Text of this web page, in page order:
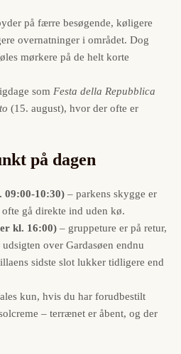
på færre besøgende, køligere
overnatninger i området. Dog
mørkere på de helt korte
som Festa della Repubblica
(15. august), hvor der ofte er
på dagen
09:00-10:30) – parkens skygge er
gå direkte ind uden kø.
kl. 16:00) – gruppeture er på retur,
over Gardasøen endnu
sidste slot lukker tidligere end
kun, hvis du har forudbestilt
– terrænet er åbent, og der